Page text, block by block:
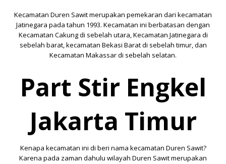
Kecamatan Duren Sawit merupakan pemekaran dari kecamatan
Jatinegara pada tahun 1993. Kecamatan ini berbatasan dengan
Kecamatan Cakungdi sebelah utara,Kecamatan Jatinegara di
sebelah barat,kecamatan Bekasi Baratdi sebelah timur, dan
Kecamatan Makassardi sebelah selatan.
Part Stir Engkel
Jakarta Timur
Kenapa kecamatan ini di beri nama kecamatan Duren Sawit?
Karena pada zaman dahulu wilayah Duren Sawit merupakan